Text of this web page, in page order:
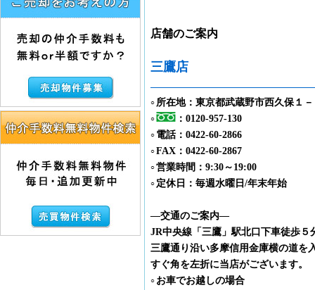
店舗のご案内
三鷹店
○ 所在地：東京都武蔵野市西久保１
○ ：0120-957-130
○ 電話：0422-60-2866
○FAX：0422-60-2867
○営業時間：9:30～19:00
○ 定休日：毎週水曜日/年末年始
―交通のご案内―
JR中央線「三鷹」駅北口下車徒歩５
三鷹通り沿い多摩信用金庫横の道を
すぐ角を左折に当店がございます。
○ お車でお越しの場合